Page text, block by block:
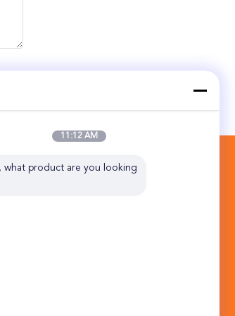
ONS
11:12 AM
what product are you looking